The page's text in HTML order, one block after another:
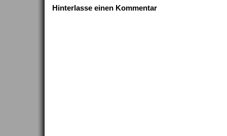
Hinterlasse einen Kommentar